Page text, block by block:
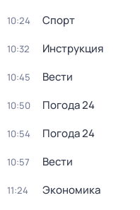
10:24 Спорт
10:32 Инструкция
10:45 Вести
10:50 Погода 24
10:54 Погода 24
10:57 Вести
11:24 Экономика